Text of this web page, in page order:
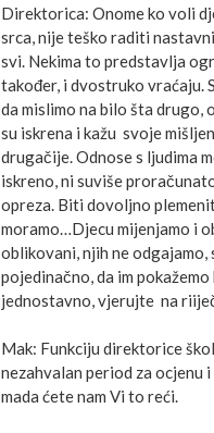
Direktorica: Onome ko voli
srca, nije teško raditi
svi. Nekima to predstavlja
također, i dvostruko vraćaju.
da mislimo na bilo šta drugo,
su iskrena i kažu svoje
drugačije. Odnose s ljudima
iskreno, ni suviše
opreza. Biti dovoljno
moramo…Djecu mijenjamo i
oblikovani, njih ne
pojedinačno, da im
jednostavno, vjerujte na
Mak: Funkciju direktorice
nezahvalan period za ocjenu
mada ćete nam Vi to reći.